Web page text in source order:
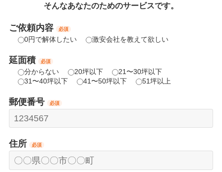
そんなあなたのためのサービスです。
ご依頼内容 必須
0円で解体したい 激安会社を教えて欲しい
延面積 必須
分からない 20坪以下
21〜30坪以下
31〜40坪以下
41〜50坪以下 51坪以上
郵便番号 必須
住所 必須